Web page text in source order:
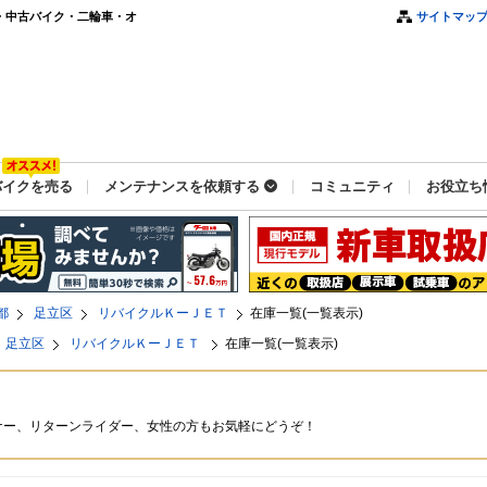
中古バイク・二輪車・オ サイトマップ
クを売る メンテナンスを依頼する コミュニティ お役立ち
足立区 リバイクルＫーＪＥＴ
在庫一覧(一覧表示)
足立区
リバイクルＫーＪＥＴ 在庫一覧(一覧表示)
、リターンライダー、女性の方もお気軽にどうぞ！